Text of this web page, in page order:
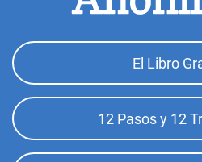
Footer
Top
Menu
El Libro
12 Pasos y 12